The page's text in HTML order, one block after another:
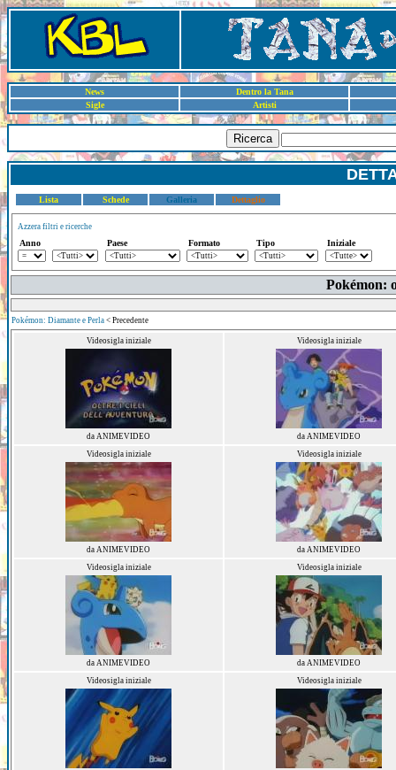
News
Dentro la Tana
Sigle
Artisti
Ricerca
Lista Schede Galleria Dettaglio
Azzera filtri e ricerche
Anno Paese Formato Tipo Iniziale
Pokémon:
Pokémon: Diamante e Perla < Precedente
Videosigla iniziale
da ANIMEVIDEO
Videosigla iniziale
da ANIMEVIDEO
Videosigla iniziale
da ANIMEVIDEO
Videosigla iniziale
da ANIMEVIDEO
Videosigla iniziale
da ANIMEVIDEO
Videosigla iniziale
da ANIMEVIDEO
Videosigla iniziale
Videosigla iniziale